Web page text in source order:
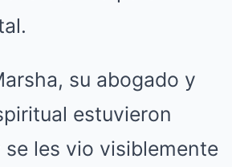
su abogado y
estuvieron
se les vio visiblemente